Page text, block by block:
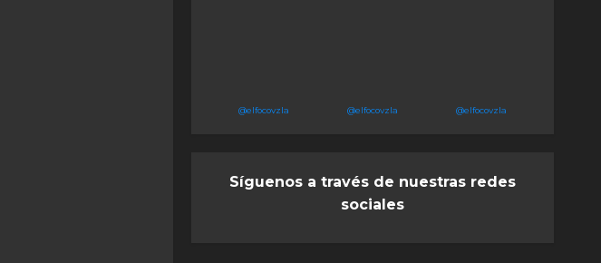
@elfocovzla @elfocovzla @elfocovzla
Síguenos a través de nuestras redes
sociales